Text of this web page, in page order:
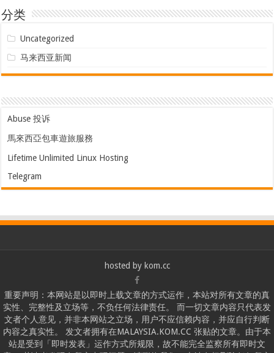
分类
Uncategorized
马来西亚新闻
Abuse 投诉
馬來西亞包車遊旅服務
Lifetime Unlimited Linux Hosting
Telegram
hosted by kom.cc
重要声明：本网站是以即时上载文章的方式运作，本站对所有文章的真
实性、完整性及立场等，不负任何法律责任。 而一切文章内容只代表发
文者个人意见，并非本网站之立场，用户不应信赖内容，并应自行判断
内容之真实性。 发文者拥有在MALAYSIA.KOM.CC 张贴的文章。由于本
站是受到「即时发表」运作方式所规限，故不能完全监察所有即时文